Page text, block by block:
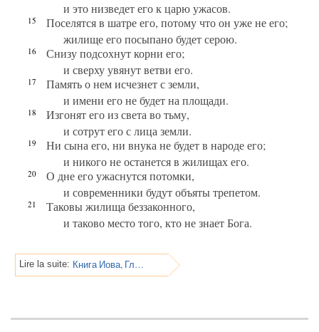
и это низведет его к царю ужасов.
15
Поселятся в шатре его, потому что он уже не его;
жилище его посыпано будет серою.
16
Снизу подсохнут корни его;
и сверху увянут ветви его.
17
Память о нем исчезнет с земли,
и имени его не будет на площади.
18
Изгонят его из света во тьму,
и сотрут его с лица земли.
19
Ни сына его, ни внука не будет в народе его;
и никого не останется в жилищах его.
20
О дне его ужаснутся потомки,
и современники будут объяты трепетом.
21
Таковы жилища беззаконного,
и таково место того, кто не знает Бога.
Lire la suite: Книга Иова, Глава 19